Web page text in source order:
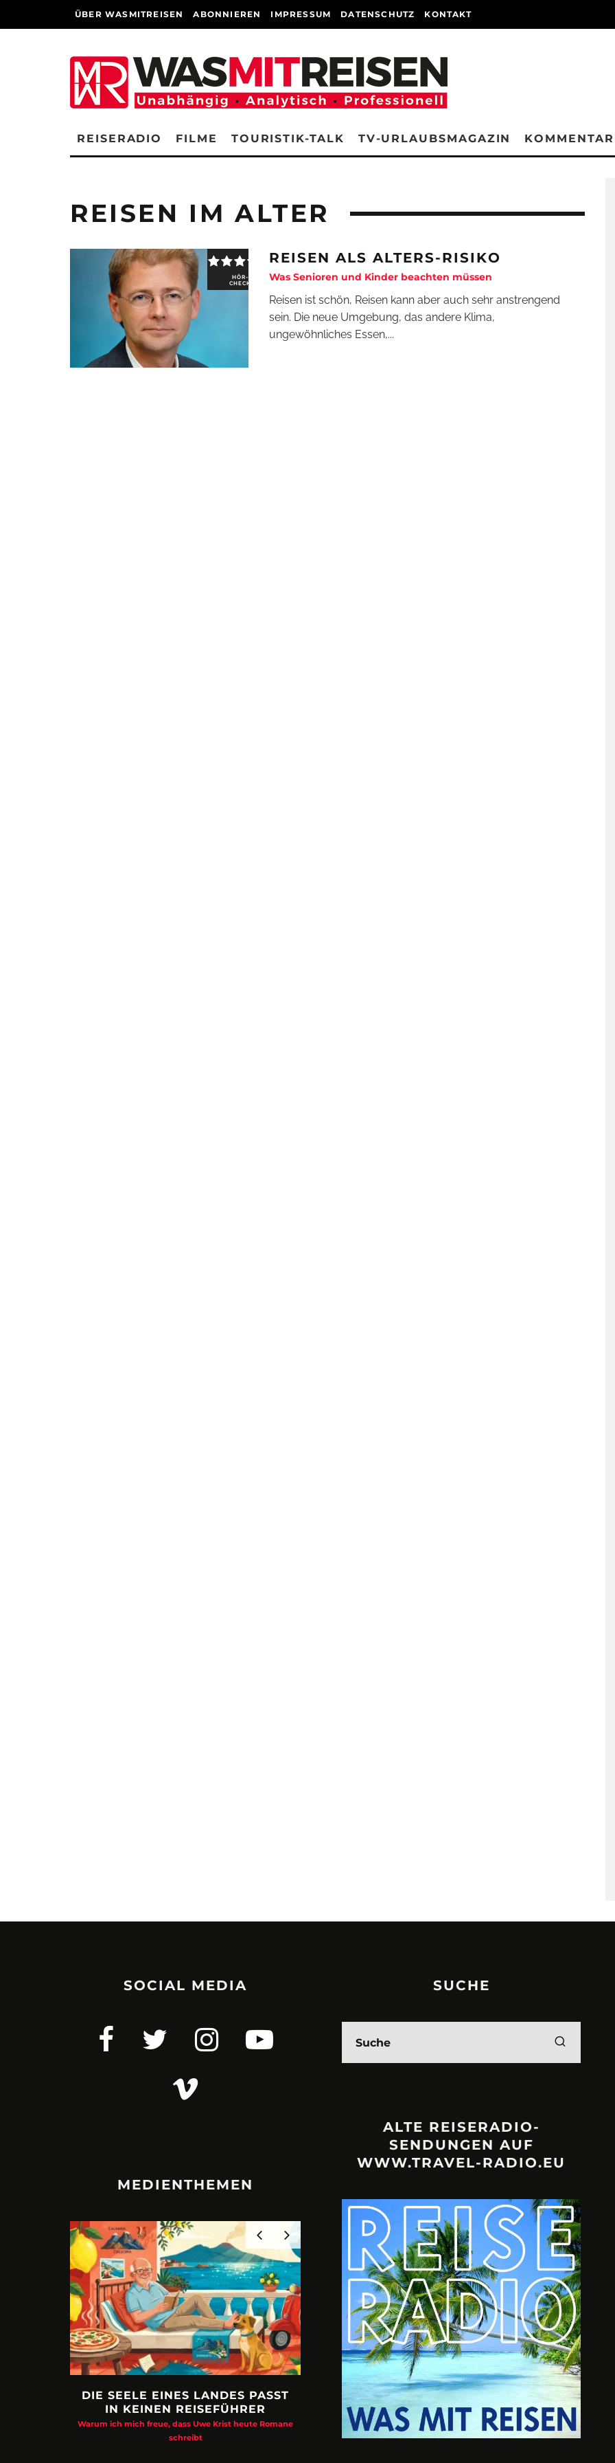
ÜBER WASMITREISEN ABONNIEREN IMPRESSUM DATENSCHUTZ KONTAKT
REISERADIO FILME TOURISTIK-TALK TV-URLAUBSMAGAZIN
REISEN IM ALTER
HÖR-
CHECK
REISEN ALS ALTERS-RISIKO
Was Senioren und Kinder beachten müssen
Reisen ist schön, Reisen kann aber auch sehr anstrengend
sein. Die neue Umgebung, das andere Klima,
ungewöhnliches Essen,...
SOCIAL MEDIA
MEDIENTHEMEN
DIE SEELE EINES LANDES PASST
IN KEINEN REISEFÜHRER
Warum ich mich freue, dass Uwe Krist heute Romane
schreibt
URLAUBSFRUST – IST REISEN
KAPUTT?
Philipp Laage „Travel is broken“ - Wege aus der
Urlaubsfalle
A3M –
Mit Krisen-
SUCHE
ALTE REISERADIO-
SENDUNGEN AUF
WWW.TRAVEL-RADIO.EU